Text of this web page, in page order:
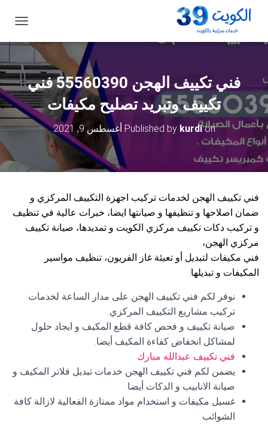
ب
ي
ل
ا
ل
ت
ن
فني تكييف الهجن 55560390 فني
تكييف وتبريد تصليح مكيفات
Published by kurdion أغسطس 9, 2021
فني تكييف الهجن لخدمات تركيب اجهزة التكييف المركزي و
ضمان اصلاحها و تنظيفها و صيانتها ايضا، خبرات عالية في تنظيف
و تركيب دكات تكييف مركزي الكويت و تمديدها، صيانة تكييف
مركزي الهجن،
فني مكيفات لتبديل أو تعبئة غاز الفريون، تنظيف مواسير
المكيفات و تبديلها.
نوفر لكم فني تكييف الهجن على مدار الساعة لخدمات
تركيب مشاريع التكييف المركزي.
صيانة تكييف و فحص كافة قطع المكيف و ايجاد حلول
لمشاكل انخفاض كفاءة المكيف أيضا.
فني تكييف عبدالله مبارك
يضمن لكم فني تكييف الهجن خدمات تبديل فلاتر المكيف و
صيانة الانابيب و الدكات أيضا.
غسيل مكيفات و استخدام مواد ممتازة الفعالية لازالة كافة
الشوائب